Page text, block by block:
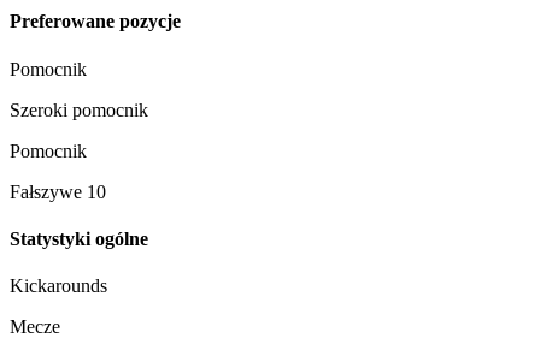
Preferowane pozycje
Pomocnik
Szeroki pomocnik
Pomocnik
Fałszywe 10
Statystyki ogólne
Kickarounds
Mecze